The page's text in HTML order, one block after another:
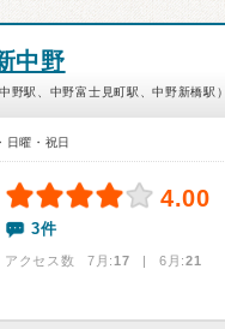
中野
野駅、中野富士見町駅、中野新橋駅）
日曜・祝日
4.00
3件
アクセス数 7月:17 | 6月:21